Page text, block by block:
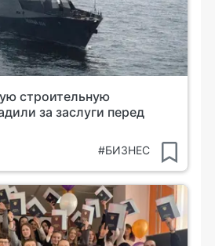
строительную
за заслуги перед
#БИЗНЕС